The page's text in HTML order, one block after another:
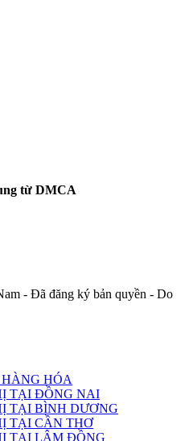
từ DMCA
- Đã đăng ký bản quyền - Do
HÓA
TẠI ĐỒNG NAI
TẠI BÌNH DƯƠNG
TẠI CẦN THƠ
TẠI LÂM ĐỒNG